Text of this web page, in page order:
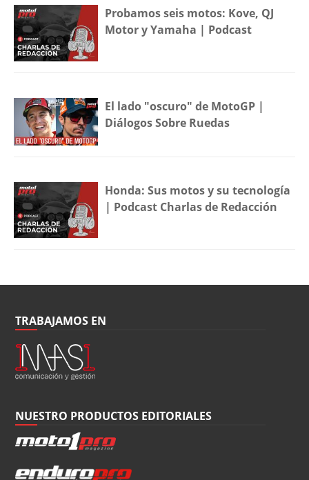
Probamos seis motos: Kove, QJ
Motor y Yamaha | Podcast
El lado "oscuro" de MotoGP |
Diálogos Sobre Ruedas
Honda: Sus motos y su tecnología
| Podcast Charlas de Redacción
TRABAJAMOS EN
NUESTRO PRODUCTOS EDITORIALES